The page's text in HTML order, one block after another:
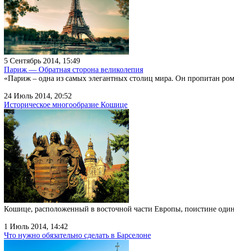
5 Сентябрь 2014, 15:49
Париж — Обратная сторона великолепия
«Париж – одна из самых элегантных столиц мира. Он пропитан
24 Июль 2014, 20:52
Историческое многообразие Кошице
Кошице, расположенный в восточной части Европы, поистине
1 Июль 2014, 14:42
Что нужно обязательно сделать в Барселоне